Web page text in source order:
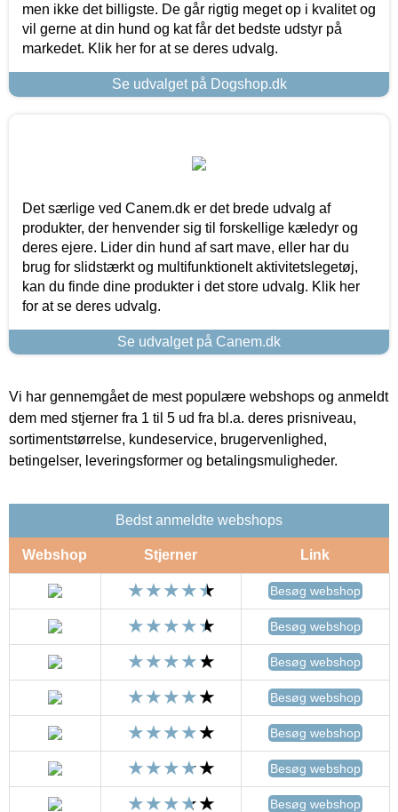
men ikke det billigste. De går rigtig meget op i kvalitet og
vil gerne at din hund og kat får det bedste udstyr på
markedet. Klik her for at se deres udvalg.
Se udvalget på Dogshop.dk
Det særlige ved Canem.dk er det brede udvalg af
produkter, der henvender sig til forskellige kæledyr og
deres ejere. Lider din hund af sart mave, eller har du
brug for slidstærkt og multifunktionelt aktivitetslegetøj,
kan du finde dine produkter i det store udvalg. Klik her
for at se deres udvalg.
Se udvalget på Canem.dk
Vi har gennemgået de mest populære webshops og anmeldt
dem med stjerner fra 1 til 5 ud fra bl.a. deres prisniveau,
sortimentstørrelse, kundeservice, brugervenlighed,
betingelser, leveringsformer og betalingsmuligheder.
Bedst anmeldte webshops
Webshop Stjerner Link
Besøg webshop
Besøg webshop
Besøg webshop
Besøg webshop
Besøg webshop
Besøg webshop
Besøg webshop